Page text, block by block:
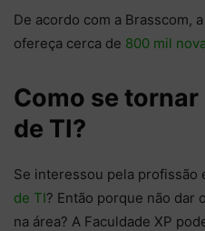
De acordo com a Brasscom,
ofereça cerca de 800 mil
Como se
de TI?
Se interessou pela profissão
de TI? Então porque não dar
na área? A Faculdade XP